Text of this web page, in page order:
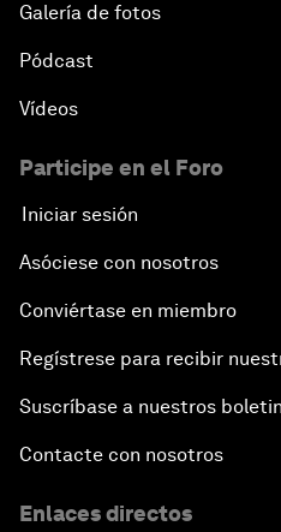
Galería de fotos
Pódcast
Vídeos
Participe en el Foro
Iniciar sesión
Asóciese con nosotros
Conviértase en miembro
Regístrese para recibir
Suscríbase a nuestros
Contacte con nosotros
Enlaces directos